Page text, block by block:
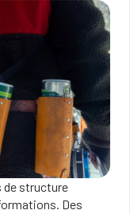
de structure
Des